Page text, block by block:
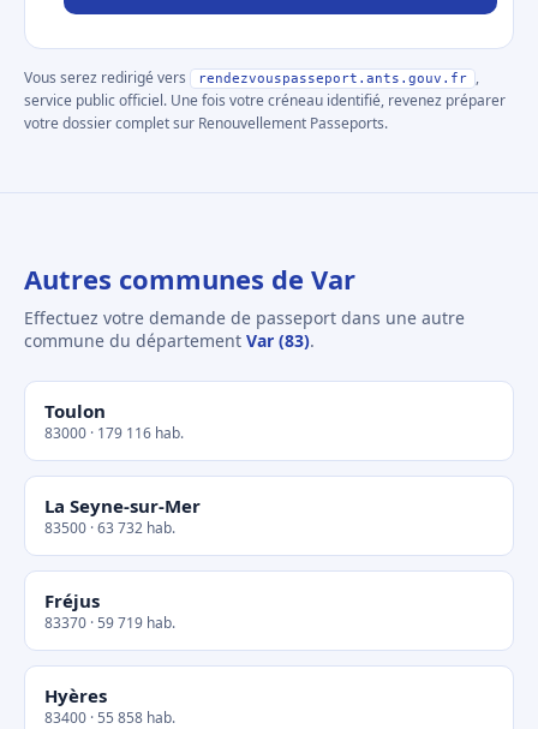
Vous serez redirigé vers rendezvouspasseport.ants.gouv.fr
,
service public officiel. Une fois votre créneau identifié, revenez préparer
votre dossier complet sur Renouvellement Passeports.
Autres communes de Var
Effectuez votre demande de passeport dans une autre
commune du département Var (83).
Toulon
83000 · 179 116 hab.
La Seyne-sur-Mer
83500 · 63 732 hab.
Fréjus
83370 · 59 719 hab.
Hyères
83400 · 55 858 hab.